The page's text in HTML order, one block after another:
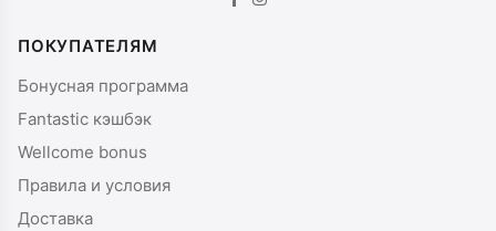
ПОКУПАТЕЛЯМ
Бонусная программа
Fantastic кэшбэк
Wellcome bonus
Правила и условия
Доставка